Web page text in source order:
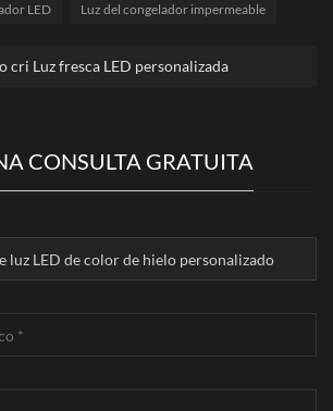
LED
Luz del congelador impermeable
cri Luz fresca LED personalizada
CONSULTA GRATUITA
luz LED de color de hielo personalizado